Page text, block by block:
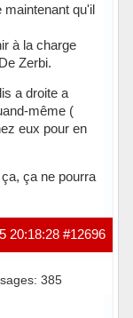
maintenant qu'il
à la charge
Zerbi.
a droite a
même (
eux pour en
ça ne pourra
#12696
20:18:28
385